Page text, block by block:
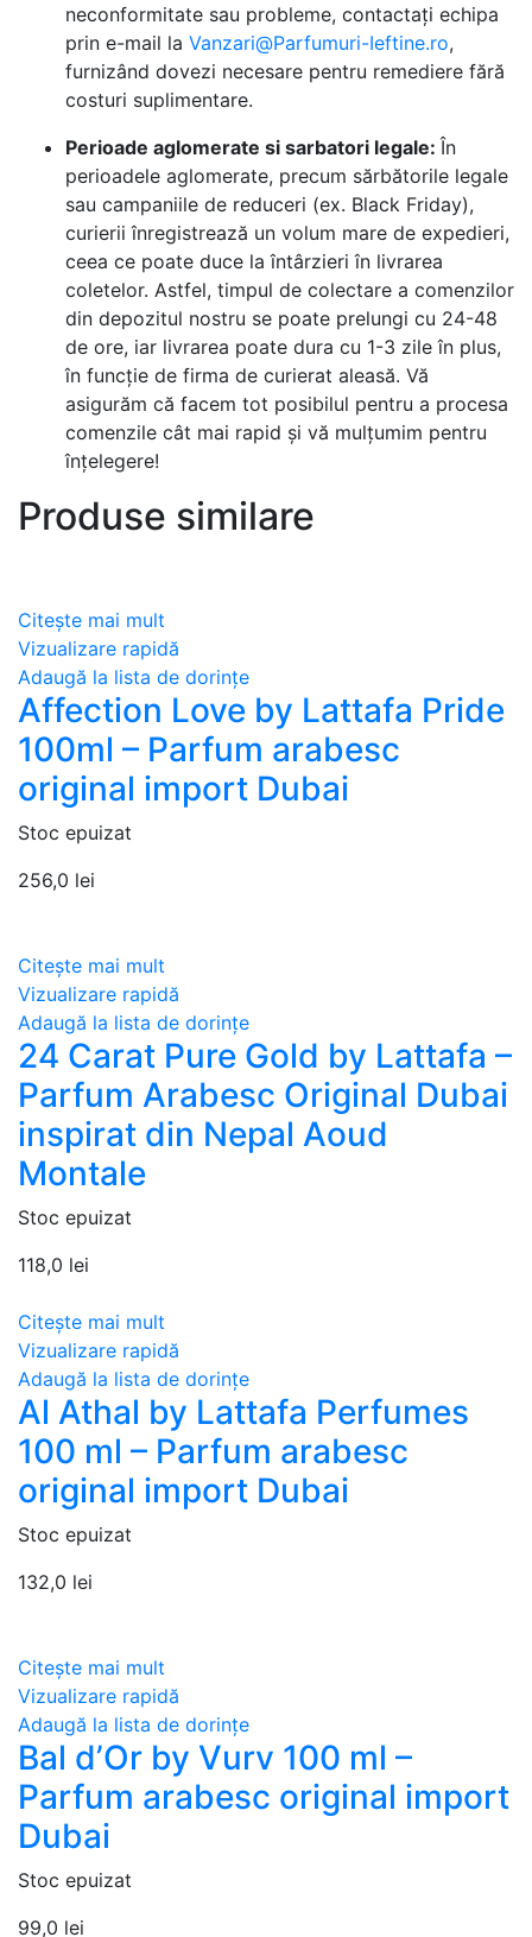
neconformitate sau probleme, contactați echipa
prin e-mail la Vanzari@Parfumuri-Ieftine.ro,
furnizând dovezi necesare pentru remediere fără
costuri suplimentare.
Perioade aglomerate si sarbatori legale: În
perioadele aglomerate, precum sărbătorile legale
sau campaniile de reduceri (ex. Black Friday),
curierii înregistrează un volum mare de expedieri,
ceea ce poate duce la întârzieri în livrarea
coletelor. Astfel, timpul de colectare a comenzilor
din depozitul nostru se poate prelungi cu 24-48
de ore, iar livrarea poate dura cu 1-3 zile în plus,
în funcție de firma de curierat aleasă. Vă
asigurăm că facem tot posibilul pentru a procesa
comenzile cât mai rapid și vă mulțumim pentru
înțelegere!
Produse similare
Citește mai mult
Vizualizare rapidă
Adaugă la lista de dorințe
Affection Love by Lattafa Pride
100ml – Parfum arabesc
original import Dubai
Stoc epuizat
256,0 lei
Citește mai mult
Vizualizare rapidă
Adaugă la lista de dorințe
24 Carat Pure Gold by Lattafa –
Parfum Arabesc Original Dubai
inspirat din Nepal Aoud
Montale
Stoc epuizat
118,0 lei
Citește mai mult
Vizualizare rapidă
Adaugă la lista de dorințe
Al Athal by Lattafa Perfumes
100 ml – Parfum arabesc
original import Dubai
Stoc epuizat
132,0 lei
Citește mai mult
Vizualizare rapidă
Adaugă la lista de dorințe
Bal d’Or by Vurv 100 ml –
Parfum arabesc original import
Dubai
Stoc epuizat
99,0 lei